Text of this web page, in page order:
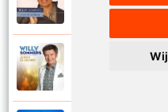
Jij bent als een
Willy Sommers